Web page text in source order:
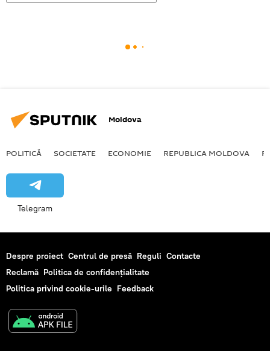
Moldova
POLITICĂ SOCIETATE ECONOMIE REPUBLICA MOLDOVA
Telegram
Despre proiect Centrul de presă Reguli Contacte
Reclamă Politica de confidențialitate
Politica privind cookie-urile Feedback